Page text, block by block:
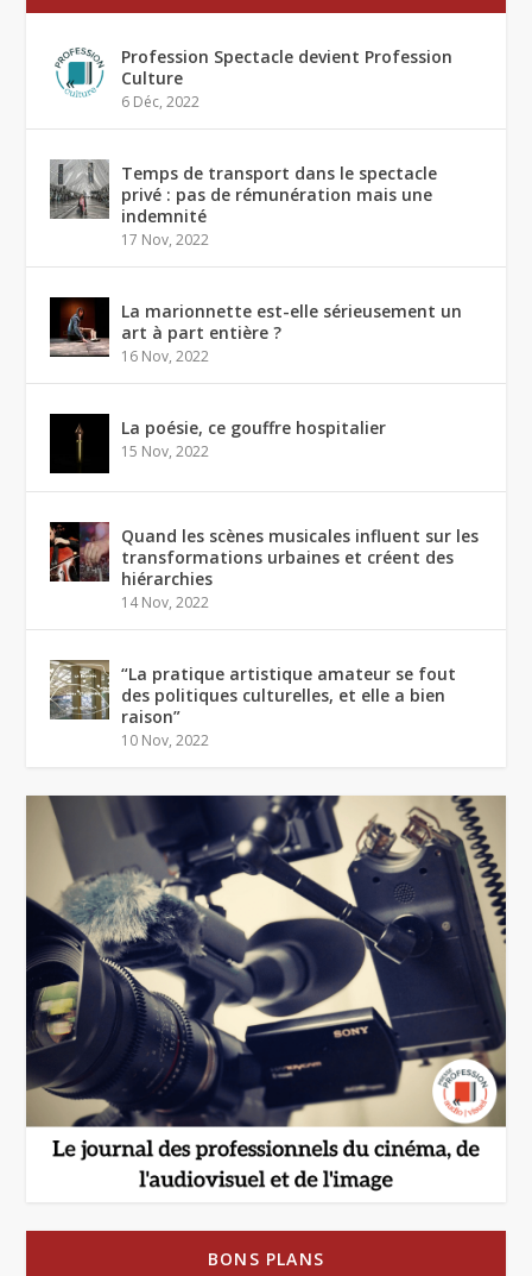
Profession Spectacle devient Profession
Culture
6 Déc, 2022
Temps de transport dans le spectacle
privé : pas de rémunération mais une
indemnité
17 Nov, 2022
La marionnette est-elle sérieusement un
art à part entière ?
16 Nov, 2022
La poésie, ce gouffre hospitalier
15 Nov, 2022
Quand les scènes musicales influent sur les
transformations urbaines et créent des
hiérarchies
14 Nov, 2022
“La pratique artistique amateur se fout
des politiques culturelles, et elle a bien
raison”
10 Nov, 2022
BONS PLANS